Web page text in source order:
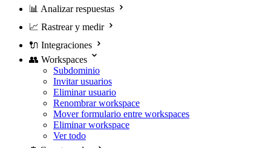
📊 Analizar respuestas
📈 Rastrear y medir
🔌 Integraciones
👥 Workspaces
Subdominio
Invitar usuarios
Eliminar usuario
Renombrar workspace
Mover formulario entre workspaces
Eliminar workspace
Ver todo